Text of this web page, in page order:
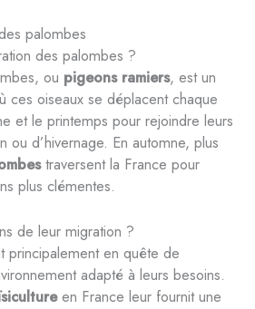
palombes
des palombes ?
ou pigeons ramiers, est un
ces oiseaux se déplacent chaque
et le printemps pour rejoindre leurs
ou d’hivernage. En automne, plus
traversent la France pour
plus clémentes.
de leur migration ?
principalement en quête de
adapté à leurs besoins.
en France leur fournit une